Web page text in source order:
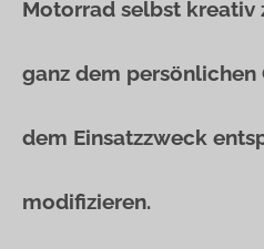
Motorrad selbst kreativ
ganz dem persönlichen
dem Einsatzzweck
modifizieren.